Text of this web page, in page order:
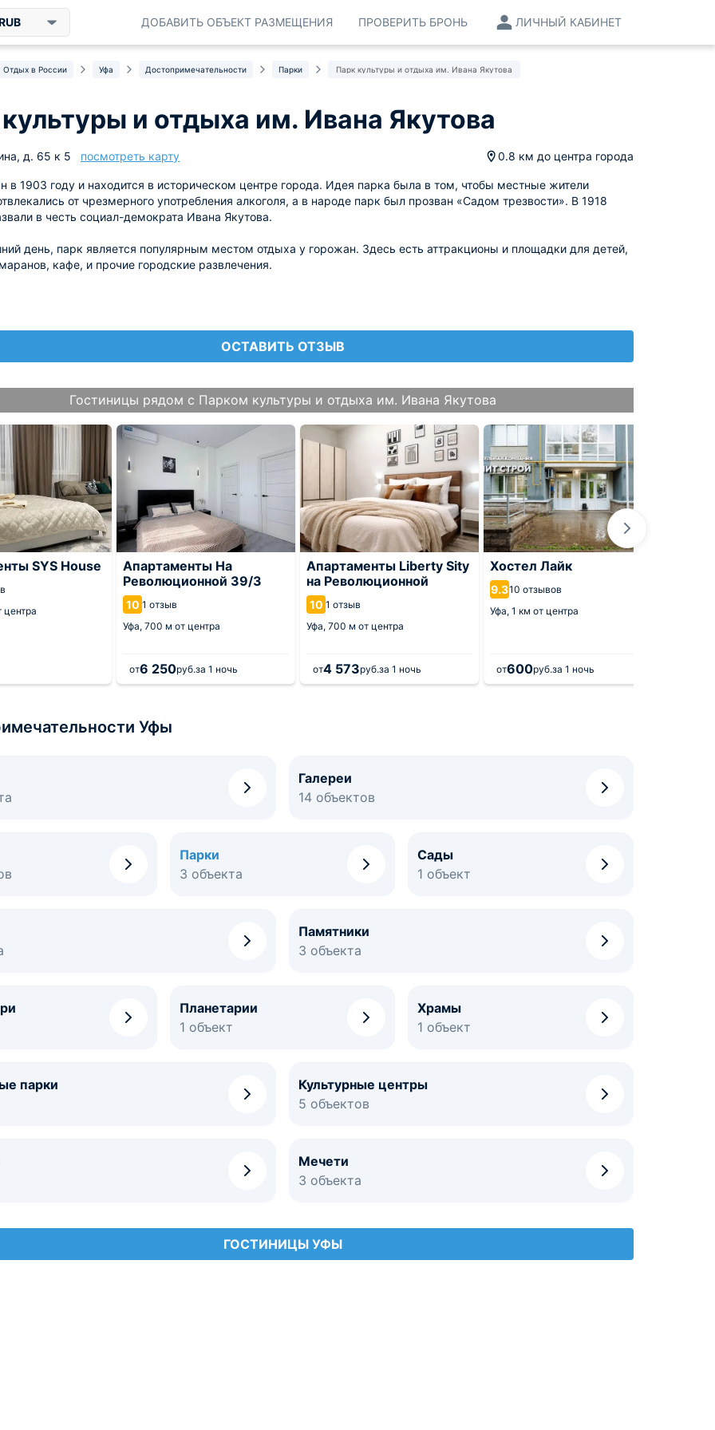
ЛИЧНЫЙ КАБИНЕТ
ПРОВЕРИТЬ БРОНЬ
ДОБАВИТЬ ОБЪЕКТ РАЗМЕЩЕНИЯ
Отдых в России Уфа Достопримечательности Парки Парк культуры и отдыха им. Ивана Якутова
и отдыха им. Ивана Якутова
д. 65 к 5 посмотреть карту 0.8 км до центра города
в 1903 году и находится в историческом центре города. Идея парка была в том, чтобы местные жители
от чрезмерного употребления алкоголя, а в народе парк был прозван «Садом трезвости». В 1918
в честь социал-демократа Ивана Якутова.
день, парк является популярным местом отдыха у горожан. Здесь есть аттракционы и площадки для детей,
кафе, и прочие городские развлечения.
ОСТАВИТЬ ОТЗЫВ
Гостиницы рядом с Парком культуры и отдыха им. Ивана Якутова
SYS House
центра
Апартаменты На
Революционной 39/3
10 1 отзыв
Уфа, 700 м от центра
от6 250руб.за 1 ночь
Апартаменты Liberty Sity
на Революционной
10 1 отзыв
Уфа, 700 м от центра
от4 573руб.за 1 ночь
Хостел Лайк
9.310 отзывов
Уфа, 1 км от центра
от600руб.за 1 ночь
Уфы
Галереи
14 объектов
Парки
3 объекта
Сады
1 объект
Памятники
3 объекта
Планетарии
1 объект
Храмы
1 объект
парки
Культурные центры
5 объектов
Мечети
3 объекта
ГОСТИНИЦЫ УФЫ